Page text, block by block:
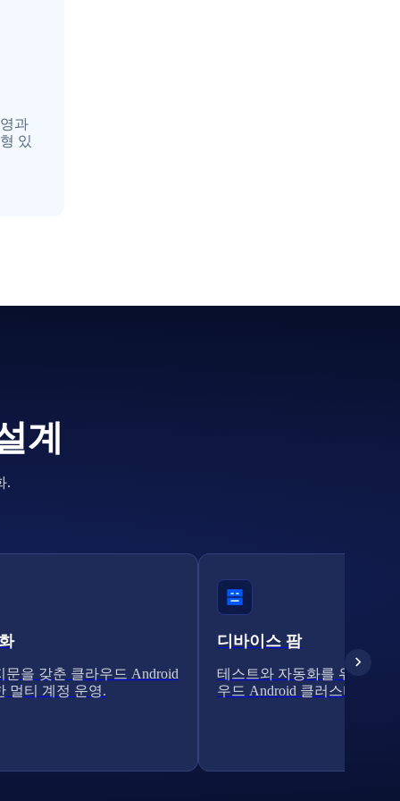
과
있
계
.
문을 갖춘 클라우드 Android
멀티 계정 운영.
디바이스 팜
테스트와 자동화를 위한 확
우드 Android 클러스터.